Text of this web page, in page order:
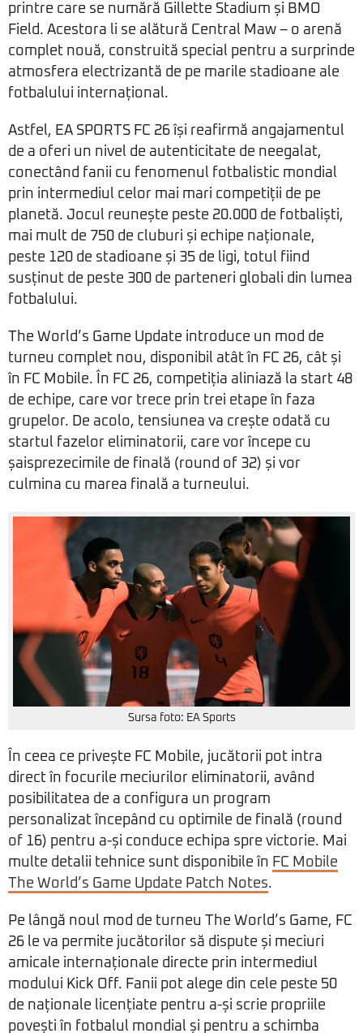
printre care se numără Gillette Stadium și BMO
Field. Acestora li se alătură Central Maw – o arenă
complet nouă, construită special pentru a surprinde
atmosfera electrizantă de pe marile stadioane ale
fotbalului internațional.
Astfel, EA SPORTS FC 26 își reafirmă angajamentul
de a oferi un nivel de autenticitate de neegalat,
conectând fanii cu fenomenul fotbalistic mondial
prin intermediul celor mai mari competiții de pe
planetă. Jocul reunește peste 20.000 de fotbaliști,
mai mult de 750 de cluburi și echipe naționale,
peste 120 de stadioane și 35 de ligi, totul fiind
susținut de peste 300 de parteneri globali din lumea
fotbalului.
The World’s Game Update introduce un mod de
turneu complet nou, disponibil atât în FC 26, cât și
în FC Mobile. În FC 26, competiția aliniază la start 48
de echipe, care vor trece prin trei etape în faza
grupelor. De acolo, tensiunea va crește odată cu
startul fazelor eliminatorii, care vor începe cu
șaisprezecimile de finală (round of 32) și vor
culmina cu marea finală a turneului.
Sursa foto: EA Sports
În ceea ce privește FC Mobile, jucătorii pot intra
direct în focurile meciurilor eliminatorii, având
posibilitatea de a configura un program
personalizat începând cu optimile de finală (round
of 16) pentru a-și conduce echipa spre victorie. Mai
multe detalii tehnice sunt disponibile în FC Mobile
The World’s Game Update Patch Notes.
Pe lângă noul mod de turneu The World’s Game, FC
26 le va permite jucătorilor să dispute și meciuri
amicale internaționale directe prin intermediul
modului Kick Off. Fanii pot alege din cele peste 50
de naționale licențiate pentru a-și scrie propriile
povești în fotbalul mondial și pentru a schimba